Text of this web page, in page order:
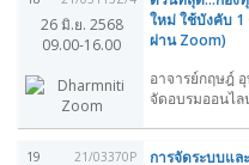
26 มิ.ย. 2568
09.00-16.00
ใหม่ ใช้บังคับ
ผ่าน Zoom)
อาจารย์กฤษฎ์
จัดอบรมออนไ
19 21/03370P การจัดระบบแล